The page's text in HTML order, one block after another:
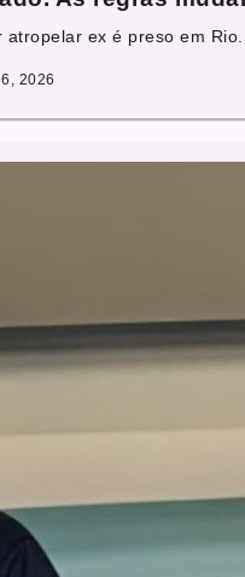
atropelar ex é preso em
2026